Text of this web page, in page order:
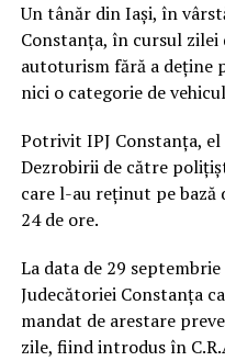
Un tânăr din Iași, în
Constanța, în cursul
autoturism fără a deține
nici o categorie de
Potrivit IPJ Constanța,
Dezrobirii de către
care l-au reținut pe bază
24 de ore.
La data de 29
Judecătoriei Constanța
mandat de arestare
zile, fiind introdus în